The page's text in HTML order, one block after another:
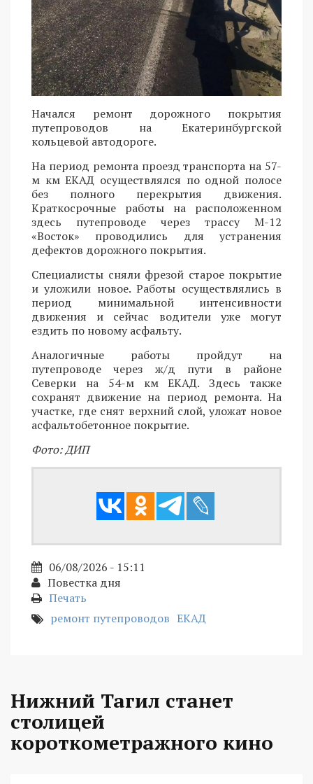
Начался ремонт дорожного покрытия
путепроводов на Екатеринбургской
кольцевой автодороге.
На период ремонта проезд транспорта на 57-
м км ЕКАД осуществлялся по одной полосе
без полного перекрытия движения.
Краткосрочные работы на расположенном
здесь путепроводе через трассу М-12
«Восток» проводились для устранения
дефектов дорожного покрытия.
Специалисты сняли фрезой старое покрытие
и уложили новое. Работы осуществлялись в
период минимальной интенсивности
движения и сейчас водители уже могут
ездить по новому асфальту.
Аналогичные работы пройдут на
путепроводе через ж/д пути в районе
Северки на 54-м км ЕКАД. Здесь также
сохранят движение на период ремонта. На
участке, где снят верхний слой, уложат новое
асфальтобетонное покрытие.
Фото: ДИП
06/08/2026 - 15:11
Повестка дня
Печать
ремонт путепроводов ЕКАД
Нижний Тагил станет
столицей
короткометражного кино